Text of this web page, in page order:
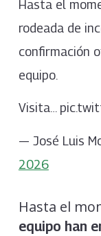
Hasta el
rodeada de
confirmación
equipo.
Visita…
— José Luis
2026
Hasta el
equipo han